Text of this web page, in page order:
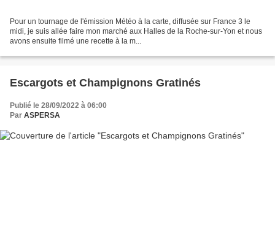
Pour un tournage de l'émission Météo à la carte, diffusée sur France 3 le
midi, je suis allée faire mon marché aux Halles de la Roche-sur-Yon et nous
avons ensuite filmé une recette à la m...
Escargots et Champignons Gratinés
Publié le 28/09/2022 à 06:00
Par ASPERSA